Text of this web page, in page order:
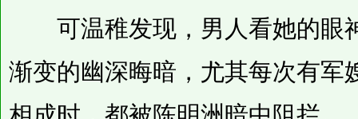
可温稚发现，男人看她的眼
渐变的幽深晦暗，尤其每次有军